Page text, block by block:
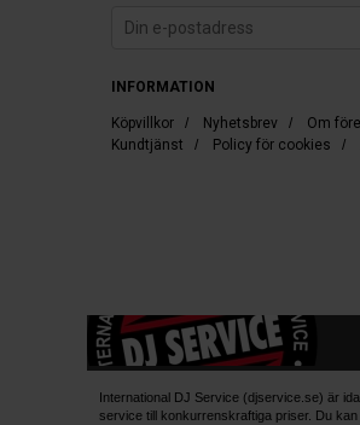
INFORMATION
Köpvillkor / Nyhetsbrev / Om
Kundtjänst / Policy för cookies /
International DJ Service (djservice.se) är
service till konkurrenskraftiga priser. Du